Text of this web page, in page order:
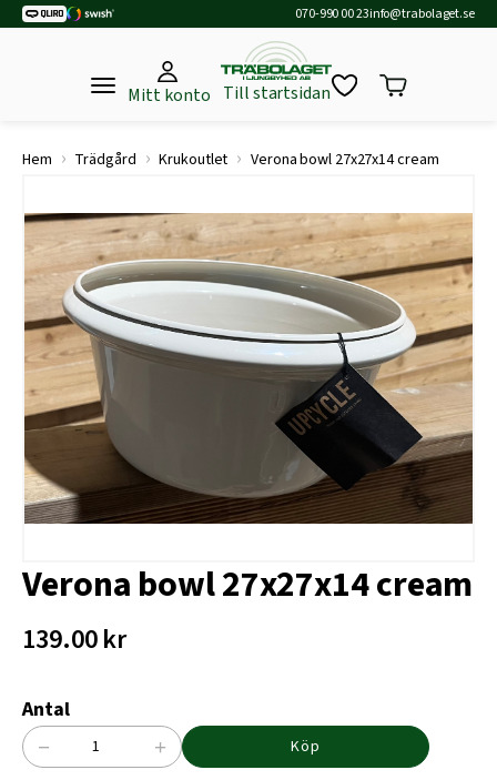
070-990 00 23info@trabolaget.se
Mitt konto Till startsidan
Hem › Trädgård › Krukoutlet › Verona bowl 27x27x14 cream
Verona bowl 27x27x14 cream
139.00kr
Antal
Verona
− + Köp